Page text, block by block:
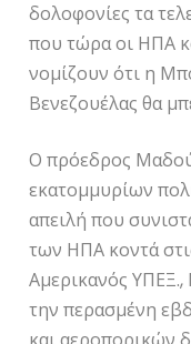
δολοφονίες τα
που τώρα οι ΗΠΑ
νομίζουν ότι η
Βενεζουέλας θα
Ο πρόεδρος
εκατομμυρίων
απειλή που
των ΗΠΑ κοντά
Αμερικανός
την περασμένη